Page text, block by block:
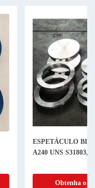
ESPETÁCULO
A240 UNS S31803,
Obtenha o